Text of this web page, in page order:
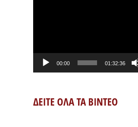
00:00 01:32:36
ΔΕΙΤΕ ΟΛΑ ΤΑ ΒΙΝΤΕΟ